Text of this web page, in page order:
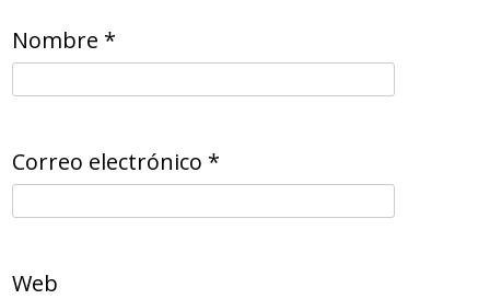
Nombre *
Correo electrónico *
Web